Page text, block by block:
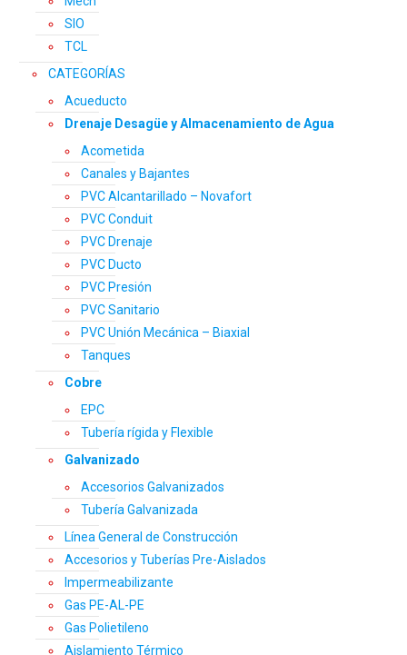
SIO
TCL
CATEGORÍAS
Acueducto
Drenaje Desagüe y Almacenamiento de Agua
Acometida
Canales y Bajantes
PVC Alcantarillado – Novafort
PVC Conduit
PVC Drenaje
PVC Ducto
PVC Presión
PVC Sanitario
PVC Unión Mecánica – Biaxial
Tanques
Cobre
EPC
Tubería rígida y Flexible
Galvanizado
Accesorios Galvanizados
Tubería Galvanizada
Línea General de Construcción
Accesorios y Tuberías Pre-Aislados
Impermeabilizante
Gas PE-AL-PE
Gas Polietileno
Aislamiento Térmico